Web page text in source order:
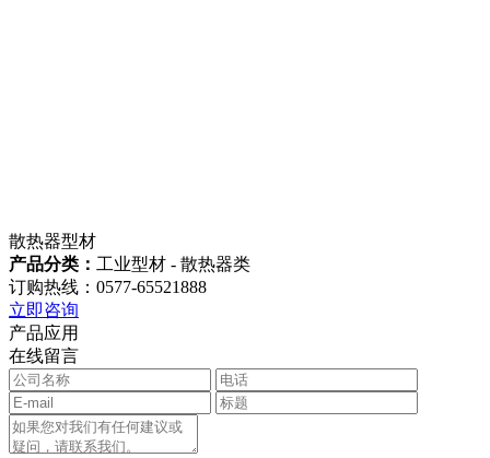
散热器型材
产品分类： 工业型材 - 散热器类
订购热线：0577-65521888
立即咨询
产品应用
在线留言